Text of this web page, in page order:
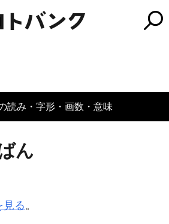
読み・字形・画数・意味
ん
見る。